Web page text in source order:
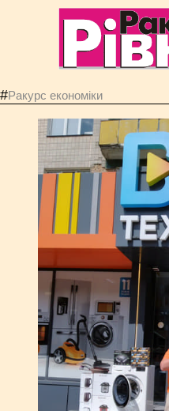
#Ракурс економiки